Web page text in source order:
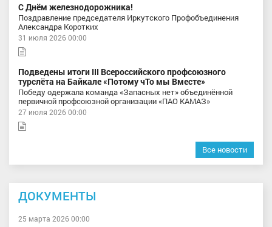
С Днём железнодорожника!
Поздравление председателя Иркутского Профобъединения
Александра Коротких
31 июля 2026 00:00
Подведены итоги III Всероссийского профсоюзного
турслёта на Байкале «Потому чТо мы Вместе»
Победу одержала команда «Запасных нет» объединённой
первичной профсоюзной организации «ПАО КАМАЗ»
27 июля 2026 00:00
Все новости
ДОКУМЕНТЫ
25 марта 2026 00:00